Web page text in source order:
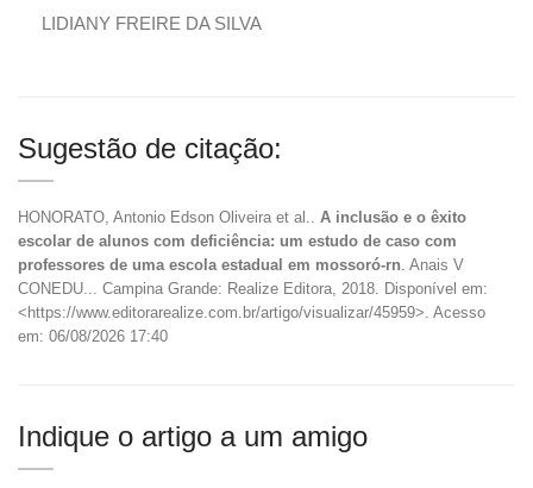
LIDIANY FREIRE DA SILVA
Sugestão de citação:
HONORATO, Antonio Edson Oliveira et al.. A inclusão e o êxito
escolar de alunos com deficiência: um estudo de caso com
professores de uma escola estadual em mossoró-rn . Anais V
CONEDU... Campina Grande: Realize Editora, 2018. Disponível em:
<https://www.editorarealize.com.br/artigo/visualizar/45959>. Acesso
em: 06/08/2026 17:40
Indique o artigo a um amigo